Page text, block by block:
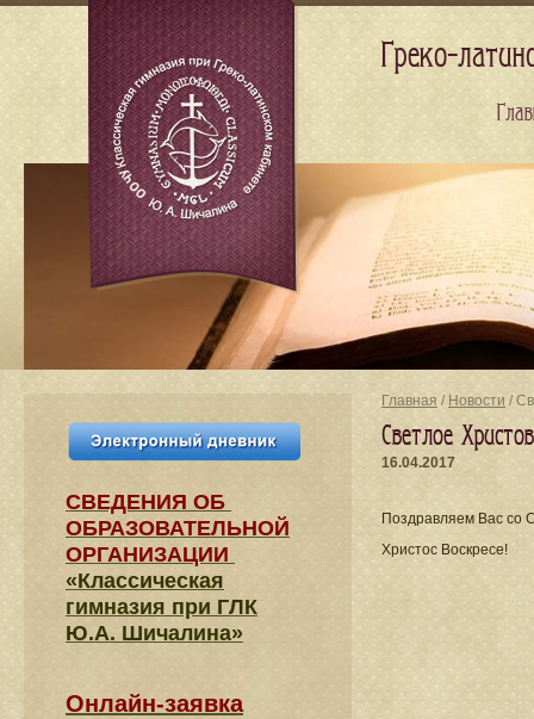
Главная / Новости /
Светлое
16.04.2017
Поздравляем Вас со
Христос Воскресе!
СВЕДЕНИЯ​ ОБ
ОБРАЗОВАТЕЛЬНОЙ
ОРГАНИЗАЦИИ
«Классическая
гимназия при ГЛК
Ю.А. Шичалина»
Онлайн-заявка
Греко-